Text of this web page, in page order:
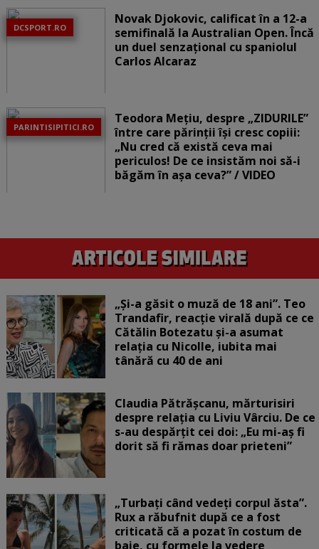
DCSPORT.RO
Novak Djokovic, calificat în a 12-a
semifinală la Australian Open. Încă
un duel senzațional cu spaniolul
Carlos Alcaraz
PARINTISIPITICI.RO
Teodora Mețiu, despre „ZIDURILE”
între care părinții își cresc copiii:
„Nu cred că există ceva mai
periculos! De ce insistăm noi să-i
băgăm în așa ceva?” / VIDEO
„Și-a găsit o muză de 18 ani”. Teo
Trandafir, reacție virală după ce ce
Cătălin Botezatu și-a asumat
relația cu Nicolle, iubita mai
tânără cu 40 de ani
Claudia Pătrășcanu, mărturisiri
despre relația cu Liviu Vârciu. De ce
s-au despărțit cei doi: „Eu mi-aș fi
dorit să fi rămas doar prieteni”
„Turbați când vedeți corpul ăsta”.
Rux a răbufnit după ce a fost
criticată că a pozat în costum de
baie, cu formele la vedere